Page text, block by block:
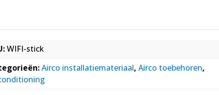
WIFI-stick
Airco installatiemateriaal, Airco toebehoren,